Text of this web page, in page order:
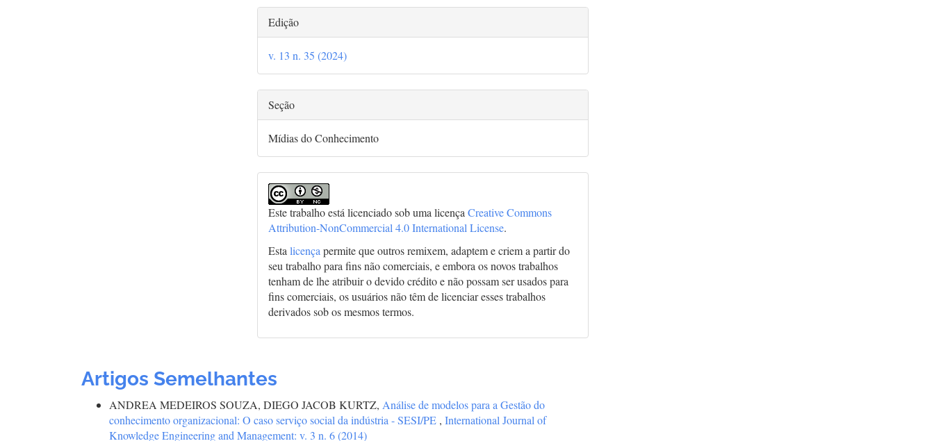
Detalhes
do
artigo
Edição
v. 13 n. 35 (2024)
Seção
Mídias do Conhecimento
Este trabalho está licenciado sob uma licençaCreative Commons
Attribution-NonCommercial 4.0 International License.
Estalicençapermite que outros remixem, adaptem e criem a partir do
seu trabalho para fins não comerciais, e embora os novos trabalhos
tenham de lhe atribuir o devido crédito e não possam ser usados para
fins comerciais, os usuários não têm de licenciar esses trabalhos
derivados sob os mesmos termos.
Artigos Semelhantes
ANDREA MEDEIROS SOUZA, DIEGO JACOB KURTZ, Análise de modelos para a Gestão do
conhecimento organizacional: O caso serviço social da indústria - SESI/PE , International Journal of
Knowledge Engineering and Management: v. 3 n. 6 (2014)